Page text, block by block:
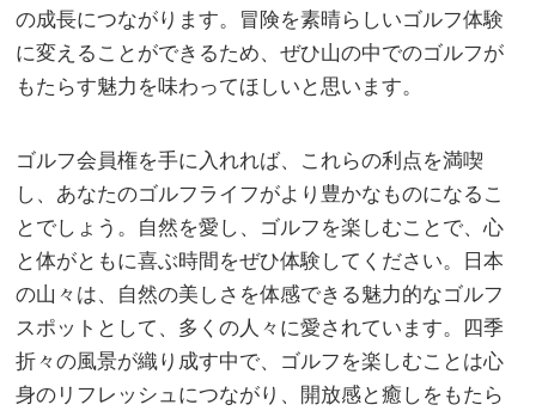
の成長につながります。冒険を素晴らしいゴルフ体験
に変えることができるため、ぜひ山の中でのゴルフが
もたらす魅力を味わってほしいと思います。
ゴルフ会員権を手に入れれば、これらの利点を満喫
し、あなたのゴルフライフがより豊かなものになるこ
とでしょう。自然を愛し、ゴルフを楽しむことで、心
と体がともに喜ぶ時間をぜひ体験してください。日本
の山々は、自然の美しさを体感できる魅力的なゴルフ
スポットとして、多くの人々に愛されています。四季
折々の風景が織り成す中で、ゴルフを楽しむことは心
身のリフレッシュにつながり、開放感と癒しをもたら